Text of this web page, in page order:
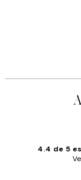
4.4 de 5